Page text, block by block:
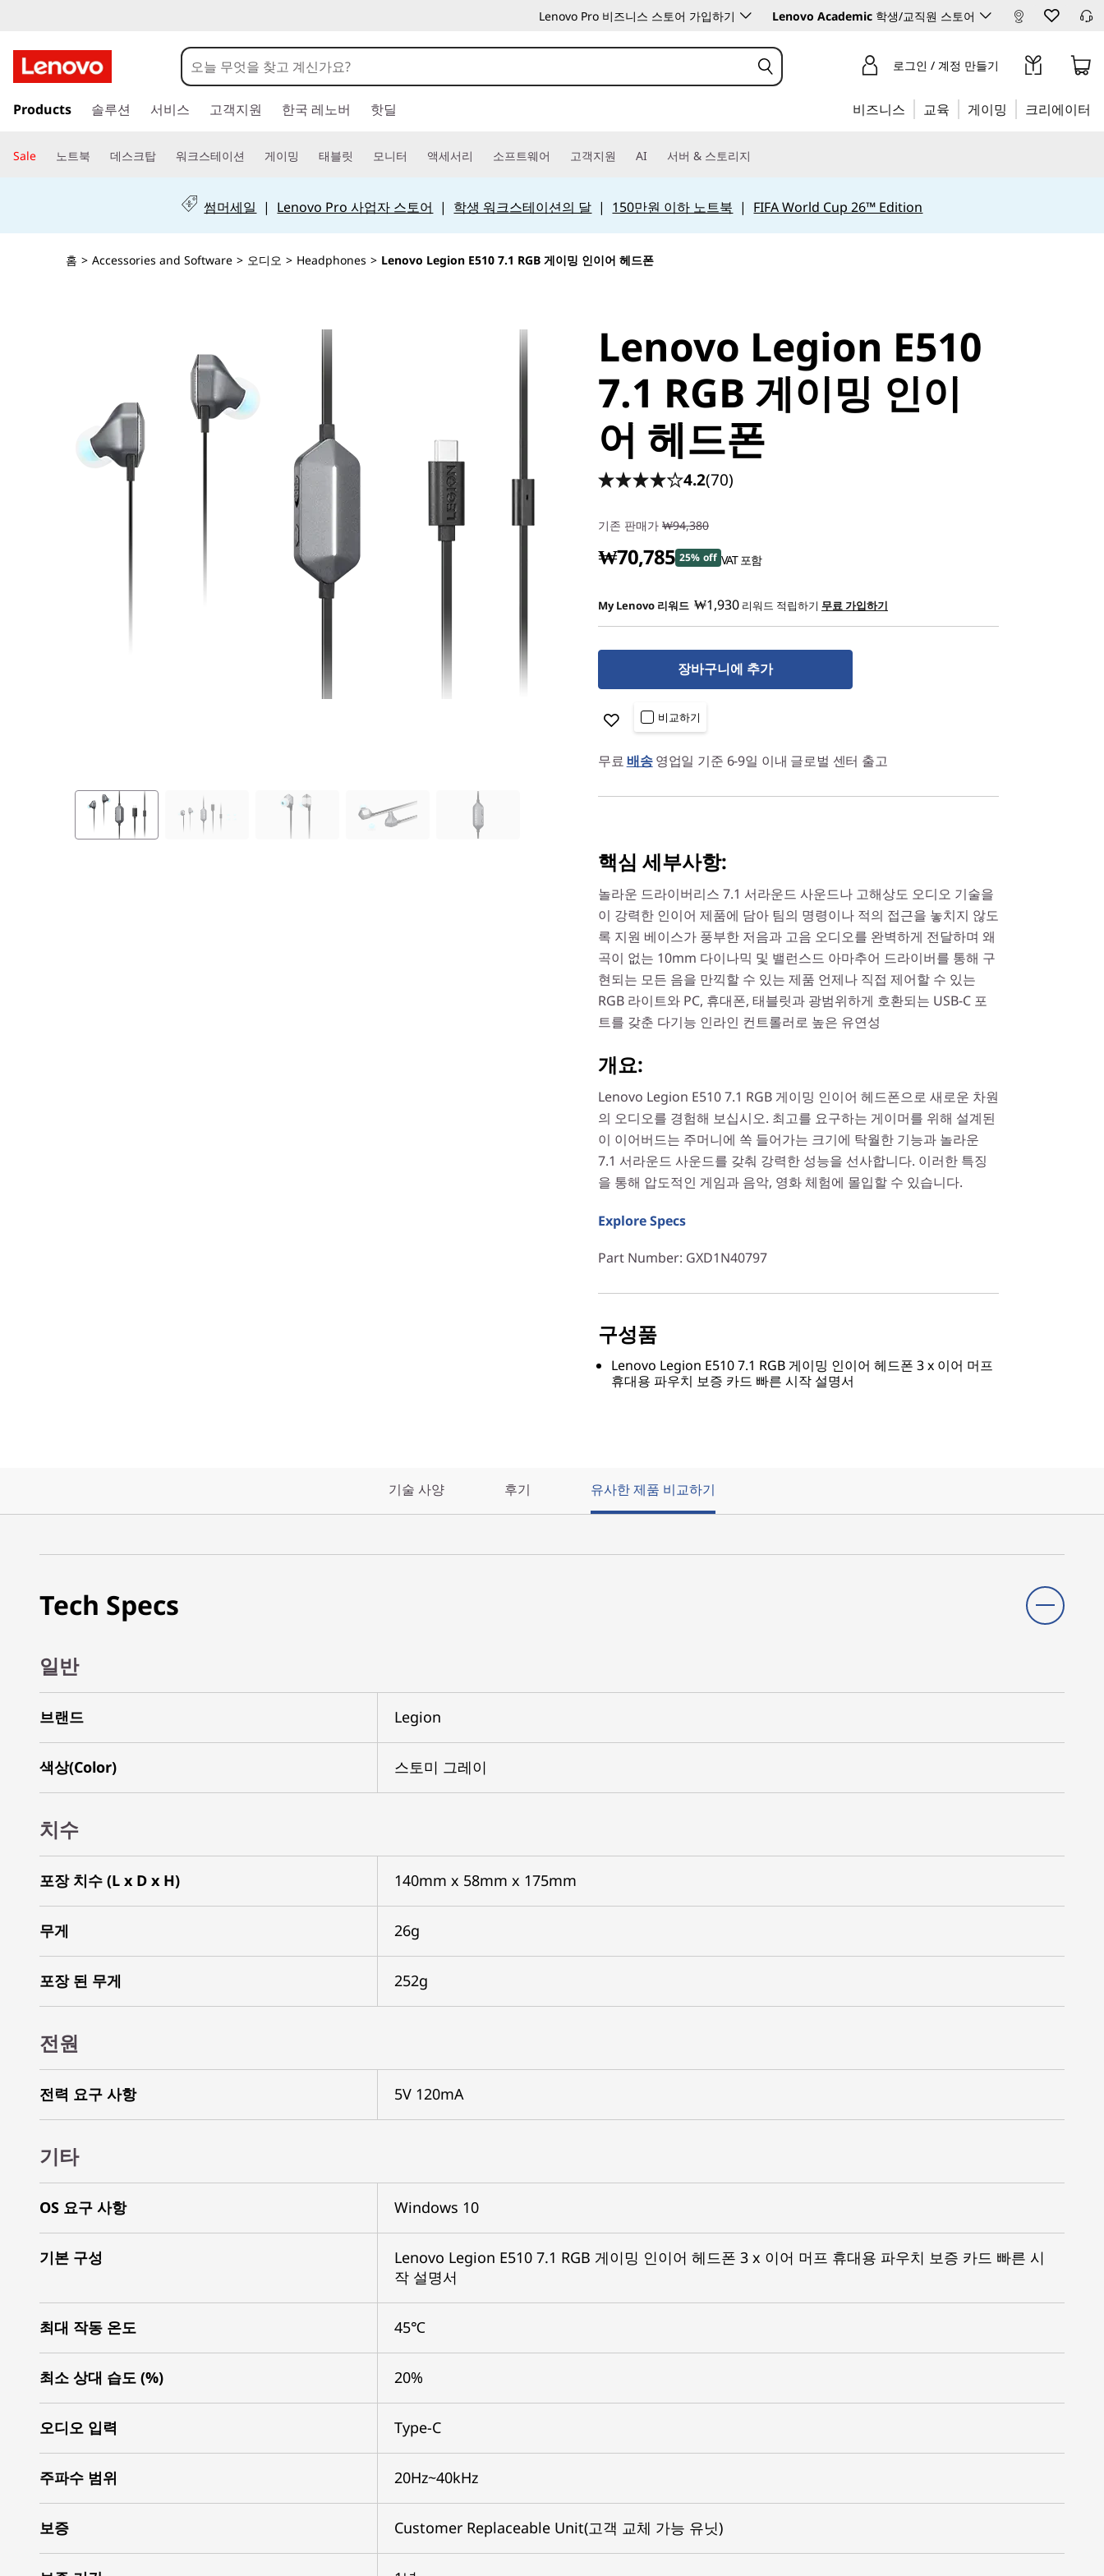
Lenovo Pro 비즈니스 스토어 가입하기 Lenovo Academic 학생/교직원 스토어
요
텐
츠
로그인 / 계정 만들기
Products 솔루션 서비스 고객지원 한국 레노버 핫딜 비즈니스 교육 게이밍 크리에이터
Sale 노트북 데스크탑 워크스테이션 게이밍 태블릿 모니터 액세서리 소프트웨어 고객지원 AI 서버 & 스토리지
썸머세일 | Lenovo Pro 사업자 스토어 | 학생 워크스테이션의 달 | 150만원 이하 노트북 | FIFA World Cup 26™ Edition
홈 > Accessories and Software > 오디오 > Headphones > Lenovo Legion E510 7.1 RGB 게이밍 인이어 헤드폰
Lenovo Legion E510
7.1 RGB 게이밍 인이
어 헤드폰
4.2(70)
기존 판매가 ₩94,380
₩70,785 25% off VAT 포함
My Lenovo 리워드 ₩1,930 리워드 적립하기 무료 가입하기
장바구니에 추가
비교하기
무료 배송영업일 기준 6-9일 이내 글로벌 센터 출고
핵심 세부사항:
놀라운 드라이버리스 7.1 서라운드 사운드나 고해상도 오디오 기술을
이 강력한 인이어 제품에 담아 팀의 명령이나 적의 접근을 놓치지 않도
록 지원 베이스가 풍부한 저음과 고음 오디오를 완벽하게 전달하며 왜
곡이 없는 10mm 다이나믹 및 밸런스드 아마추어 드라이버를 통해 구
현되는 모든 음을 만끽할 수 있는 제품 언제나 직접 제어할 수 있는
RGB 라이트와 PC, 휴대폰, 태블릿과 광범위하게 호환되는 USB-C 포
트를 갖춘 다기능 인라인 컨트롤러로 높은 유연성
개요:
Lenovo Legion E510 7.1 RGB 게이밍 인이어 헤드폰으로 새로운 차원
의 오디오를 경험해 보십시오. 최고를 요구하는 게이머를 위해 설계된
이 이어버드는 주머니에 쏙 들어가는 크기에 탁월한 기능과 놀라운
7.1 서라운드 사운드를 갖춰 강력한 성능을 선사합니다. 이러한 특징
을 통해 압도적인 게임과 음악, 영화 체험에 몰입할 수 있습니다.
Explore Specs
Part Number: GXD1N40797
구성품
Lenovo Legion E510 7.1 RGB 게이밍 인이어 헤드폰 3 x 이어 머프
휴대용 파우치 보증 카드 빠른 시작 설명서
기술 사양 후기 유사한 제품 비교하기
Tech Specs
일반
브랜드 Legion
색상(Color) 스토미 그레이
치수
포장 치수 (L x D x H) 140mm x 58mm x 175mm
무게 26g
포장 된 무게 252g
전원
전력 요구 사항 5V 120mA
기타
OS 요구 사항 Windows 10
기본 구성
Lenovo Legion E510 7.1 RGB 게이밍 인이어 헤드폰 3 x 이어 머프 휴대용 파우치 보증 카드 빠른 시
작 설명서
최대 작동 온도 45℃
최소 상대 습도 (%) 20%
오디오 입력 Type-C
주파수 범위 20Hz~40kHz
보증 Customer Replaceable Unit(고객 교체 가능 유닛)